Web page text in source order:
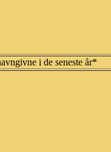
i de seneste år*